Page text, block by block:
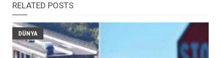
RELATED POSTS
DÜNYA